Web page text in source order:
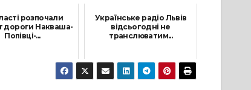
розпочали
дороги Накваша-
Попівці-...
Українське радіо Львів
відсьогодні не
транслюватим...
27 Лютого, 2022